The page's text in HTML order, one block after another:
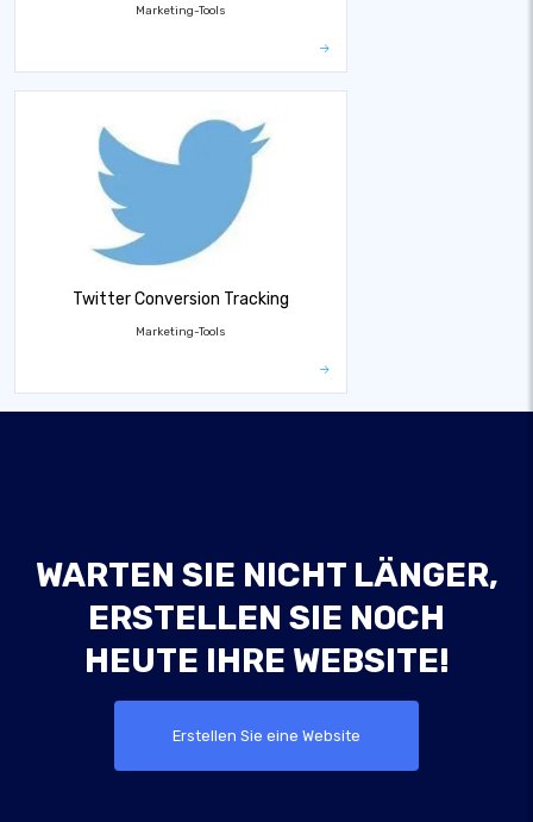
Marketing-Tools
Twitter Conversion Tracking
Marketing-Tools
WARTEN SIE NICHT LÄNGER,
ERSTELLEN SIE NOCH
HEUTE IHRE WEBSITE!
Erstellen Sie eine Website